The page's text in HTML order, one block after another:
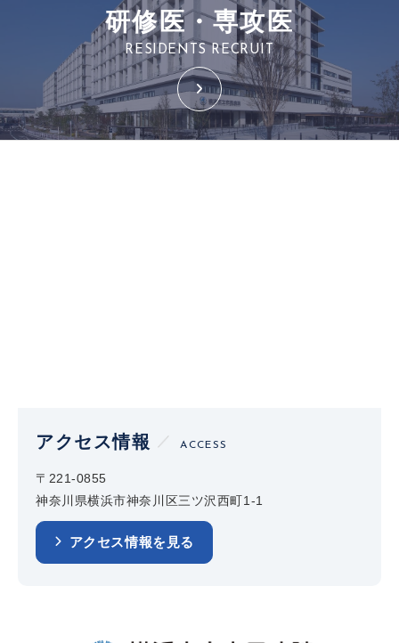
研修医・専攻医
RESIDENTS RECRUIT
アクセス情報 ACCESS
〒221-0855
神奈川県横浜市神奈川区三ツ沢西町1-1
アクセス情報を見る